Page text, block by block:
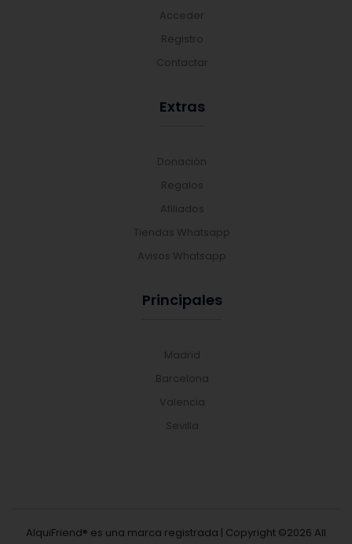
Acceder
Registro
Contactar
Extras
Donación
Regalos
Afiliados
Tiendas Whatsapp
Avisos Whatsapp
Principales
Madrid
Barcelona
Valencia
Sevilla
AlquiFriend® es una marca registrada | Copyright ©2026 All